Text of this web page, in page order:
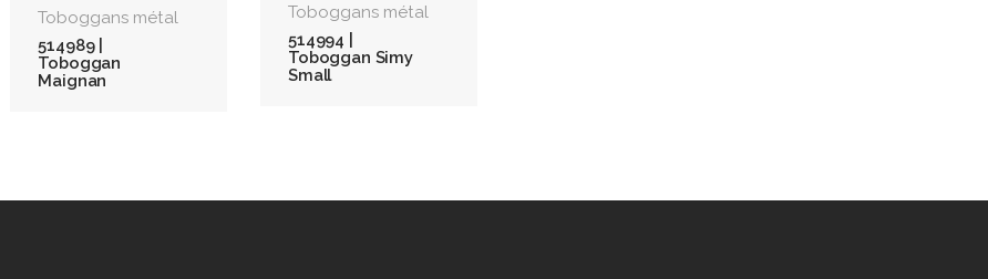
Toboggans métal
514989 |
Toboggan
Maignan
Toboggans métal
514994 |
Toboggan Simy
Small